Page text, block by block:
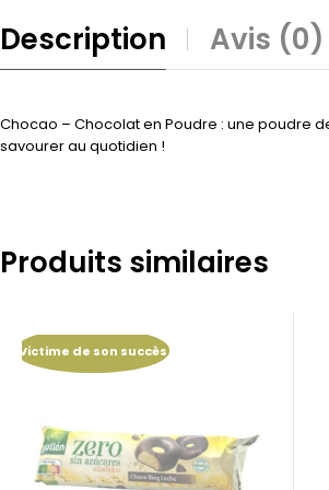
Description Avis (0)
Chocao – Chocolat en Poudre : une poudre
savourer au quotidien !
Produits similaires
Victime de son succès